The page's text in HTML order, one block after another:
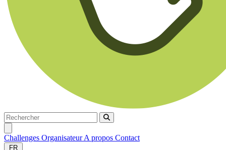
Rechercher
Rechercher
Challenges OrganisateurA propos Contact
FR